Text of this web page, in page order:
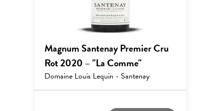
Magnum Santenay Premier Cru
Rot 2020 – "La Comme"
Domaine Louis Lequin - Santenay